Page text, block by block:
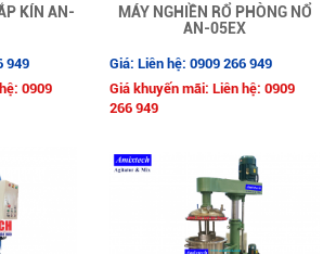
KÍN AN-
949
0909
MÁY NGHIỀN RỔ PHÒNG NỔ
AN-05EX
Giá: Liên hệ: 0909 266 949
Giá khuyến mãi: Liên hệ: 0909
266 949